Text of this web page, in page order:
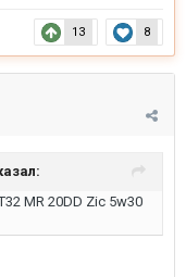
13 8
MR 20DD Zic 5w30